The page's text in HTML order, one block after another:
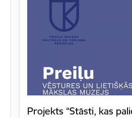
Projekts “Stāsti, kas